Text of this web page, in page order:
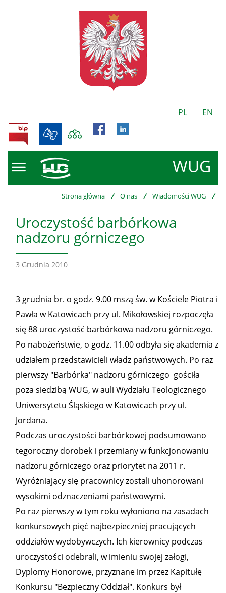
PL EN
WUG
BIP
Strona główna / O nas / Wiadomości WUG /
Uroczystość barbórkowa
nadzoru górniczego
3 Grudnia 2010
3 grudnia br. o godz. 9.00 mszą św. w Kościele Piotra i
Pawła w Katowicach przy ul. Mikołowskiej rozpoczęła
się 88 uroczystość barbórkowa nadzoru górniczego.
Po nabożeństwie, o godz. 11.00 odbyła się akademia z
udziałem przedstawicieli władz państwowych. Po raz
pierwszy "Barbórka" nadzoru górniczego gościła
poza siedzibą WUG, w auli Wydziału Teologicznego
Uniwersytetu Śląskiego w Katowicach przy ul.
Jordana.
Podczas uroczystości barbórkowej podsumowano
tegoroczny dorobek i przemiany w funkcjonowaniu
nadzoru górniczego oraz priorytet na 2011 r.
Wyróżniający się pracownicy zostali uhonorowani
wysokimi odznaczeniami państwowymi.
Po raz pierwszy w tym roku wyłoniono na zasadach
konkursowych pięć najbezpieczniej pracujących
oddziałów wydobywczych. Ich kierownicy podczas
uroczystości odebrali, w imieniu swojej załogi,
Dyplomy Honorowe, przyznane im przez Kapitułę
Konkursu "Bezpieczny Oddział". Konkurs był